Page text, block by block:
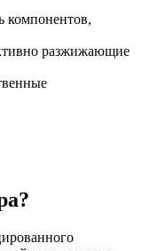
компонентов,
разжижающие